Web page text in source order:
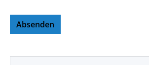
Absenden